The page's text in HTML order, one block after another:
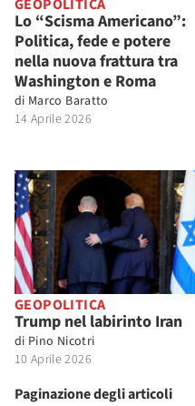
GEOPOLITICA
Lo “Scisma Americano”:
Politica, fede e potere
nella nuova frattura tra
Washington e Roma
di Marco Baratto
14 Aprile 2026
GEOPOLITICA
Trump nel labirinto Iran
di Pino Nicotri
10 Aprile 2026
Paginazione degli articoli